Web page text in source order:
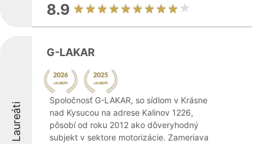
8.9
Laureáti
G-LAKAR
Spoločnosť G-LAKAR, so sídlom v Krásne
nad Kysucou na adrese Kalinov 1226,
pôsobí od roku 2012 ako dôveryhodný
subjekt v sektore motorizácie. Zameriava